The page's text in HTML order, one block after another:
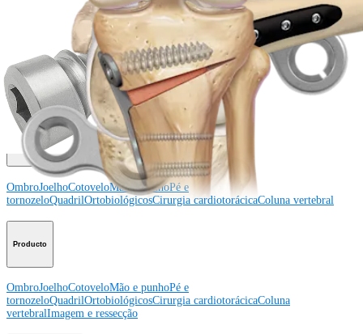
Como podemos ajudar?
Contacte um representante
Veja eventos, laboratórios e oportunidades educacionais
Inscreva-se para receber: O que há de novo na Arthrex?
Conecte-se conosco
Procedimento
OmbroJoelhoCotoveloMão e punhoPé e
tornozeloQuadrilOrtobiológicosCirurgia cardiotorácicaColuna vertebral
Producto
OmbroJoelhoCotoveloMão e punhoPé e
tornozeloQuadrilOrtobiológicosCirurgia cardiotorácicaColuna
vertebralImagem e ressecção